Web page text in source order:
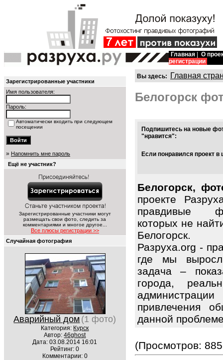
Главная
О
регистрации
Зарегистрированные участники
Имя пользователя:
Пароль:
Автоматически входить при следующем
посещении
» Напомнить мне пароль
Ещё не участник?
Зарегистрированные участники могут
размещать свои фото, следить за
комментариями и многое другое...
Все плюсы регистрации >>
Случайная фотография
Аварийный дом (1 фото)
Категория: Курск
Автор:46ghost
Дата: 03.08.2014 16:01
Рейтинг: 0
Комментарии: 0
Вы здесь: Главная
Белогорск
Подпишитесь на новые
"нравится":
Если понравился проект
Белогорск,
проекте
правдивые
которых не
Белогорск.
Разруха.org -
где мы
задача –
города,
привлечения
данной
(Просмотров: